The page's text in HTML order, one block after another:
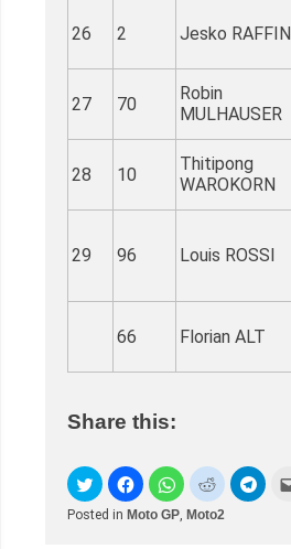
26 2 Jesko RAFFIN
27 70
Robin
MULHAUSER
28 10
Thitipong
WAROKORN
29 96 Louis ROSSI
66 Florian ALT
Share this:
Posted in Moto GP Moto2